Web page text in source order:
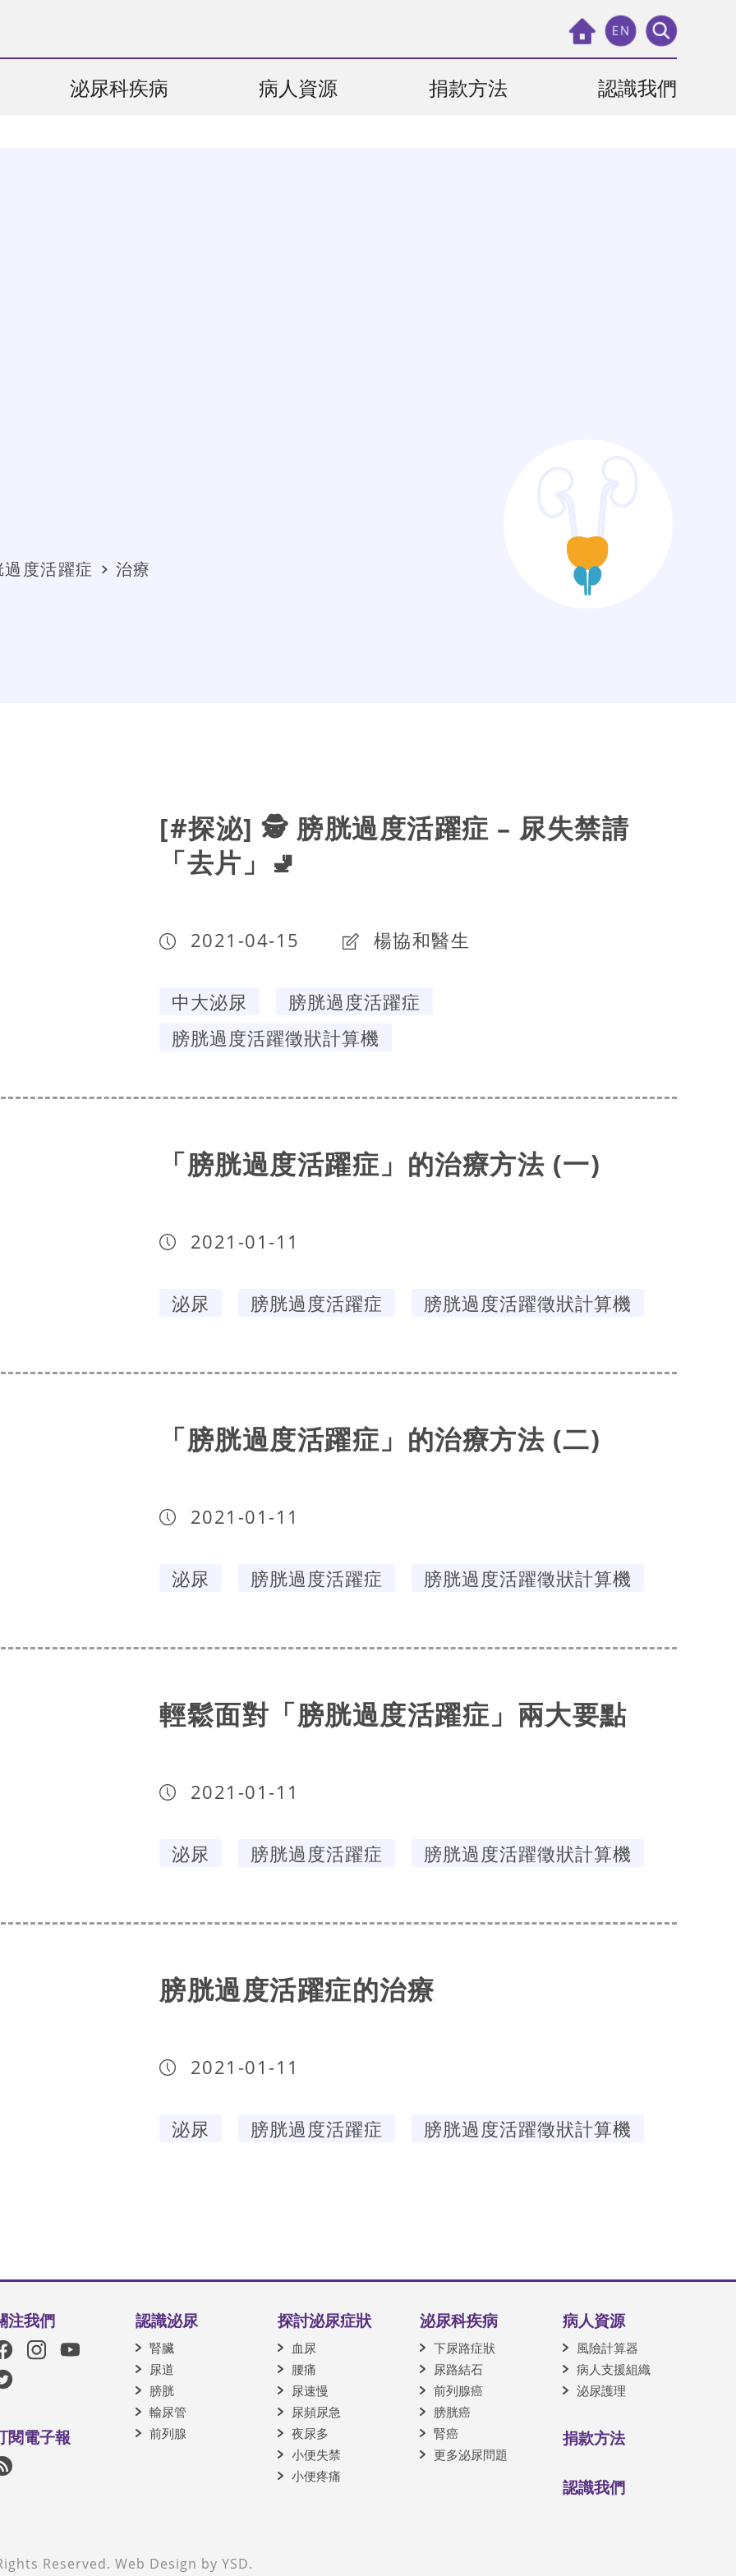
EN
泌尿科疾病 病人資源 捐款方法 認識我們
度活躍症 治療
[#探泌] 🕵️ 膀胱過度活躍症 – 尿失禁請
「去片」🚽
2021-04-15 楊協和醫生
中大泌尿
膀胱過度活躍症
膀胱過度活躍徵狀計算機
「膀胱過度活躍症」的治療方法 (一)
2021-01-11
泌尿 膀胱過度活躍症 膀胱過度活躍徵狀計算機
「膀胱過度活躍症」的治療方法 (二)
2021-01-11
泌尿 膀胱過度活躍症 膀胱過度活躍徵狀計算機
輕鬆面對「膀胱過度活躍症」兩大要點
2021-01-11
泌尿 膀胱過度活躍症 膀胱過度活躍徵狀計算機
膀胱過度活躍症的治療
2021-01-11
泌尿 膀胱過度活躍症 膀胱過度活躍徵狀計算機
認識泌尿
腎臟
尿道
膀胱
輸尿管
前列腺
探討泌尿症狀
血尿
腰痛
尿速慢
尿頻尿急
夜尿多
小便失禁
小便疼痛
泌尿科疾病
下尿路症狀
尿路結石
前列腺癌
膀胱癌
腎癌
更多泌尿問題
病人資源
風險計算器
病人支援組織
泌尿護理
捐款方法
認識我們
注我們
閱電子報
Reserved. Web Design by YSD.